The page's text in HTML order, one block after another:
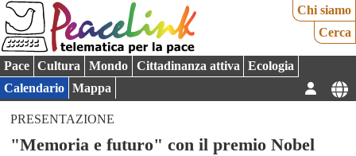
Chi siamo
Cerca
Pace Cultura Mondo Cittadinanza attiva
Ecologia
Calendario
Mappa
PRESENTAZIONE
"Memoria e futuro" con il premio Nobel